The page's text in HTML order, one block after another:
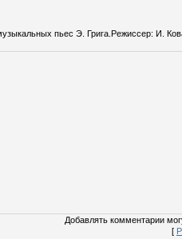
пьес Э. Грига.Режиссер: И.
Добавлять комментарии
[